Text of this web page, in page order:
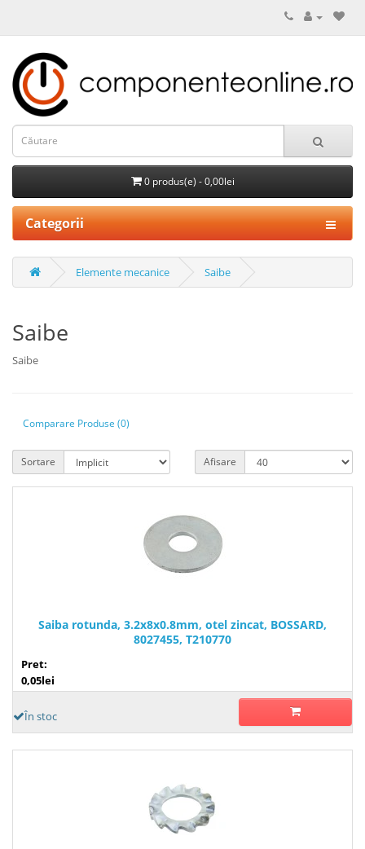
0 produs(e) - 0,00lei
Categorii
Elemente mecanice Saibe
Saibe
Saibe
Comparare Produse (0)
Sortare Afisare
Saiba rotunda, 3.2x8x0.8mm, otel zincat, BOSSARD,
8027455, T210770
Pret:
0,05lei
În stoc